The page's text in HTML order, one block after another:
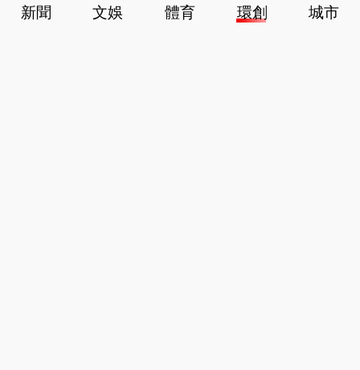
新聞 文娛 體育 環創 城市